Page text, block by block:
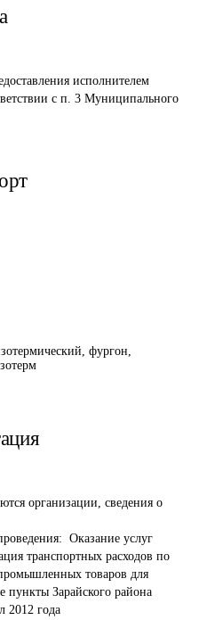
исполнителем
с п. 3 Муниципального
фургон,
организации, сведения о
Оказание услуг
транспортных расходов по
товаров для
пункты Зарайского района
2012 года